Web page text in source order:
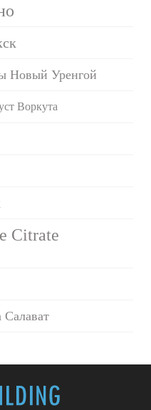
Новый Уренгой
Воркута
Citrate